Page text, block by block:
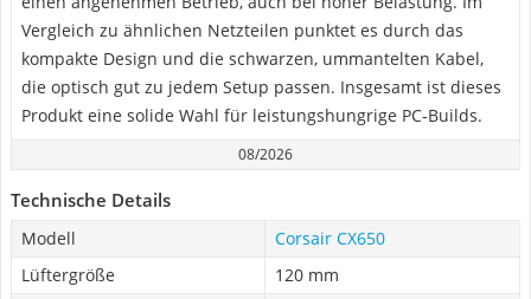
Vergleich zu ähnlichen Netzteilen punktet es durch das
kompakte Design und die schwarzen, ummantelten Kabel,
die optisch gut zu jedem Setup passen. Insgesamt ist dieses
Produkt eine solide Wahl für leistungshungrige PC-Builds.
08/2026
Technische Details
Modell
Corsair CX650
Lüftergröße
120 mm